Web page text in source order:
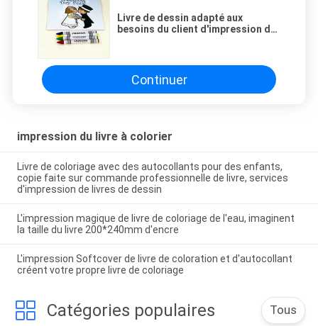
Livre de dessin adapté aux
besoins du client d'impression de
coloriage d'enfant avec le crayon
Continuer
impression du livre à colorier
Livre de coloriage avec des autocollants pour des enfants,
copie faite sur commande professionnelle de livre, services
d'impression de livres de dessin
L'impression magique de livre de coloriage de l'eau, imaginent
la taille du livre 200*240mm d'encre
L'impression Softcover de livre de coloration et d'autocollant
créent votre propre livre de coloriage
Catégories populaires Tous